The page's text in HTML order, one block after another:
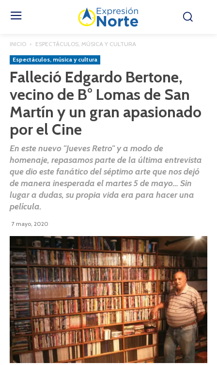
INICIO ESPECTÁCULOS, MÚSICA Y CULTURA
Espectáculos, música y cultura
Falleció Edgardo Bertone,
vecino de B° Lomas de San
Martín y un gran apasionado
por el Cine
En este nuevo "Jueves Retro" y a modo de
homenaje, repasamos parte de la última entrevista
que dio este fanático del séptimo arte que nos dejó
de manera inesperada el martes 5 de mayo… Sin
lugar a dudas, su propia vida era para hacer una
película.
7 mayo, 2020